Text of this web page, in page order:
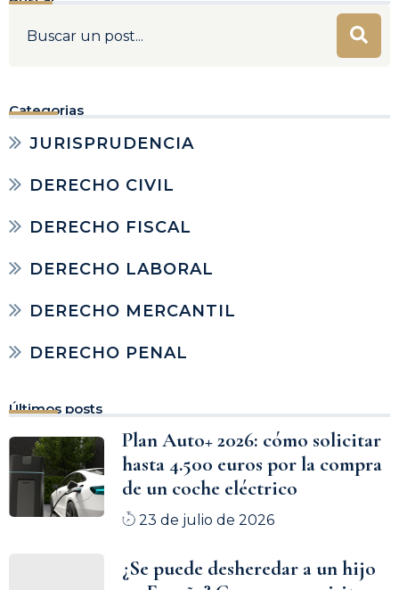
Categorias
JURISPRUDENCIA
DERECHO CIVIL
DERECHO FISCAL
DERECHO LABORAL
DERECHO MERCANTIL
DERECHO PENAL
Últimos posts
Plan Auto+ 2026: cómo solicitar
hasta 4.500 euros por la compra
de un coche eléctrico
23 de julio de 2026
¿Se puede desheredar a un hijo